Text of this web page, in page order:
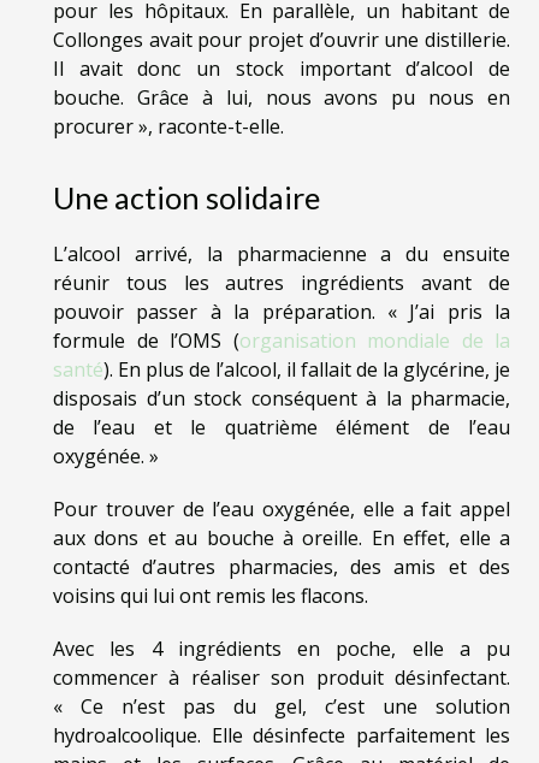
pour les hôpitaux. En parallèle, un habitant de
Collonges avait pour projet d’ouvrir une distillerie.
Il avait donc un stock important d’alcool de
bouche. Grâce à lui, nous avons pu nous en
procurer », raconte-t-elle.
Une action solidaire
L’alcool arrivé, la pharmacienne a du ensuite
réunir tous les autres ingrédients avant de
pouvoir passer à la préparation. « J’ai pris la
formule de l’OMS (organisation mondiale de la
santé). En plus de l’alcool, il fallait de la glycérine, je
disposais d’un stock conséquent à la pharmacie,
de l’eau et le quatrième élément de l’eau
oxygénée. »
Pour trouver de l’eau oxygénée, elle a fait appel
aux dons et au bouche à oreille. En effet, elle a
contacté d’autres pharmacies, des amis et des
voisins qui lui ont remis les flacons.
Avec les 4 ingrédients en poche, elle a pu
commencer à réaliser son produit désinfectant.
« Ce n’est pas du gel, c’est une solution
hydroalcoolique. Elle désinfecte parfaitement les